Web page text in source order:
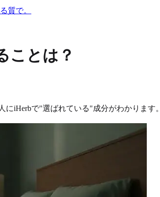
質で。
ことは？
iHerbで"選ばれている"成分がわかります。